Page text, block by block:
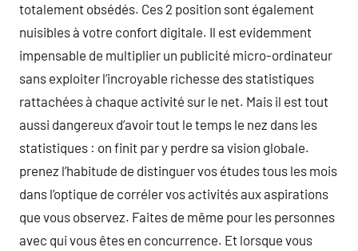
totalement obsédés. Ces 2 position sont également
nuisibles à votre confort digitale. Il est evidemment
impensable de multiplier un publicité micro-ordinateur
sans exploiter l’incroyable richesse des statistiques
rattachées à chaque activité sur le net. Mais il est tout
aussi dangereux d’avoir tout le temps le nez dans les
statistiques : on finit par y perdre sa vision globale.
prenez l’habitude de distinguer vos études tous les mois
dans l’optique de corréler vos activités aux aspirations
que vous observez. Faites de même pour les personnes
avec qui vous êtes en concurrence. Et lorsque vous